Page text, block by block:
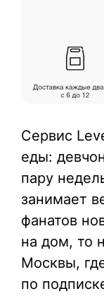
Сервис
еды:
пару
занимает
фанатов
на дом, то
Москвы,
по